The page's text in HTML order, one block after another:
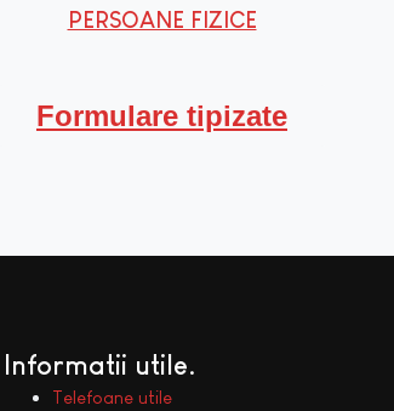
PERSOANE FIZICE
Formulare tipizate
Informatii utile
Telefoane utile